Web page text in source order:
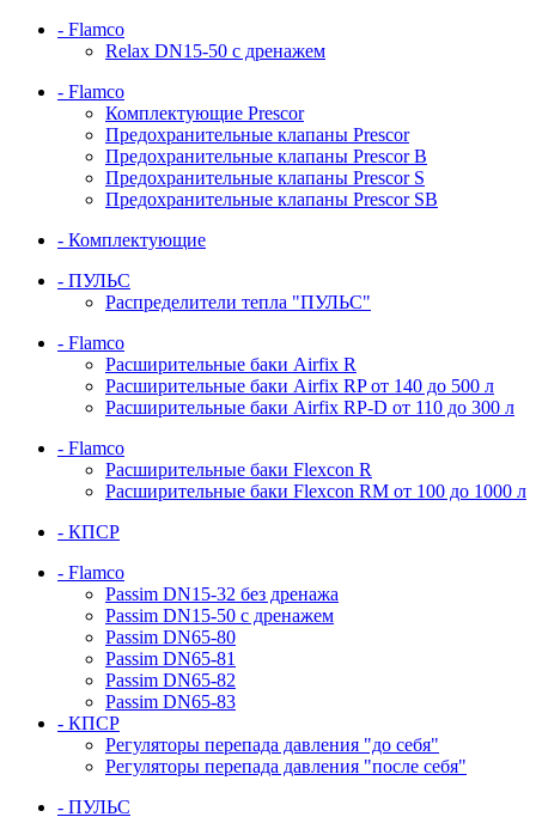
- Flamco
Relax DN15-50 с дренажем
- Flamco
Комплектующие Prescor
Предохранительные клапаны Prescor
Предохранительные клапаны Prescor B
Предохранительные клапаны Prescor S
Предохранительные клапаны Prescor SB
- Комплектующие
- ПУЛЬС
Распределители тепла "ПУЛЬС"
- Flamco
Расширительные баки Airfix R
Расширительные баки Airfix RP от 140 до 500 л
Расширительные баки Airfix RP-D от 110 до 300 л
- Flamco
Расширительные баки Flexcon R
Расширительные баки Flexcon RM от 100 до 1000 л
- КПСР
- Flamco
Passim DN15-32 без дренажа
Passim DN15-50 с дренажем
Passim DN65-80
Passim DN65-81
Passim DN65-82
Passim DN65-83
- КПСР
Регуляторы перепада давления "до себя"
Регуляторы перепада давления "после себя"
- ПУЛЬС